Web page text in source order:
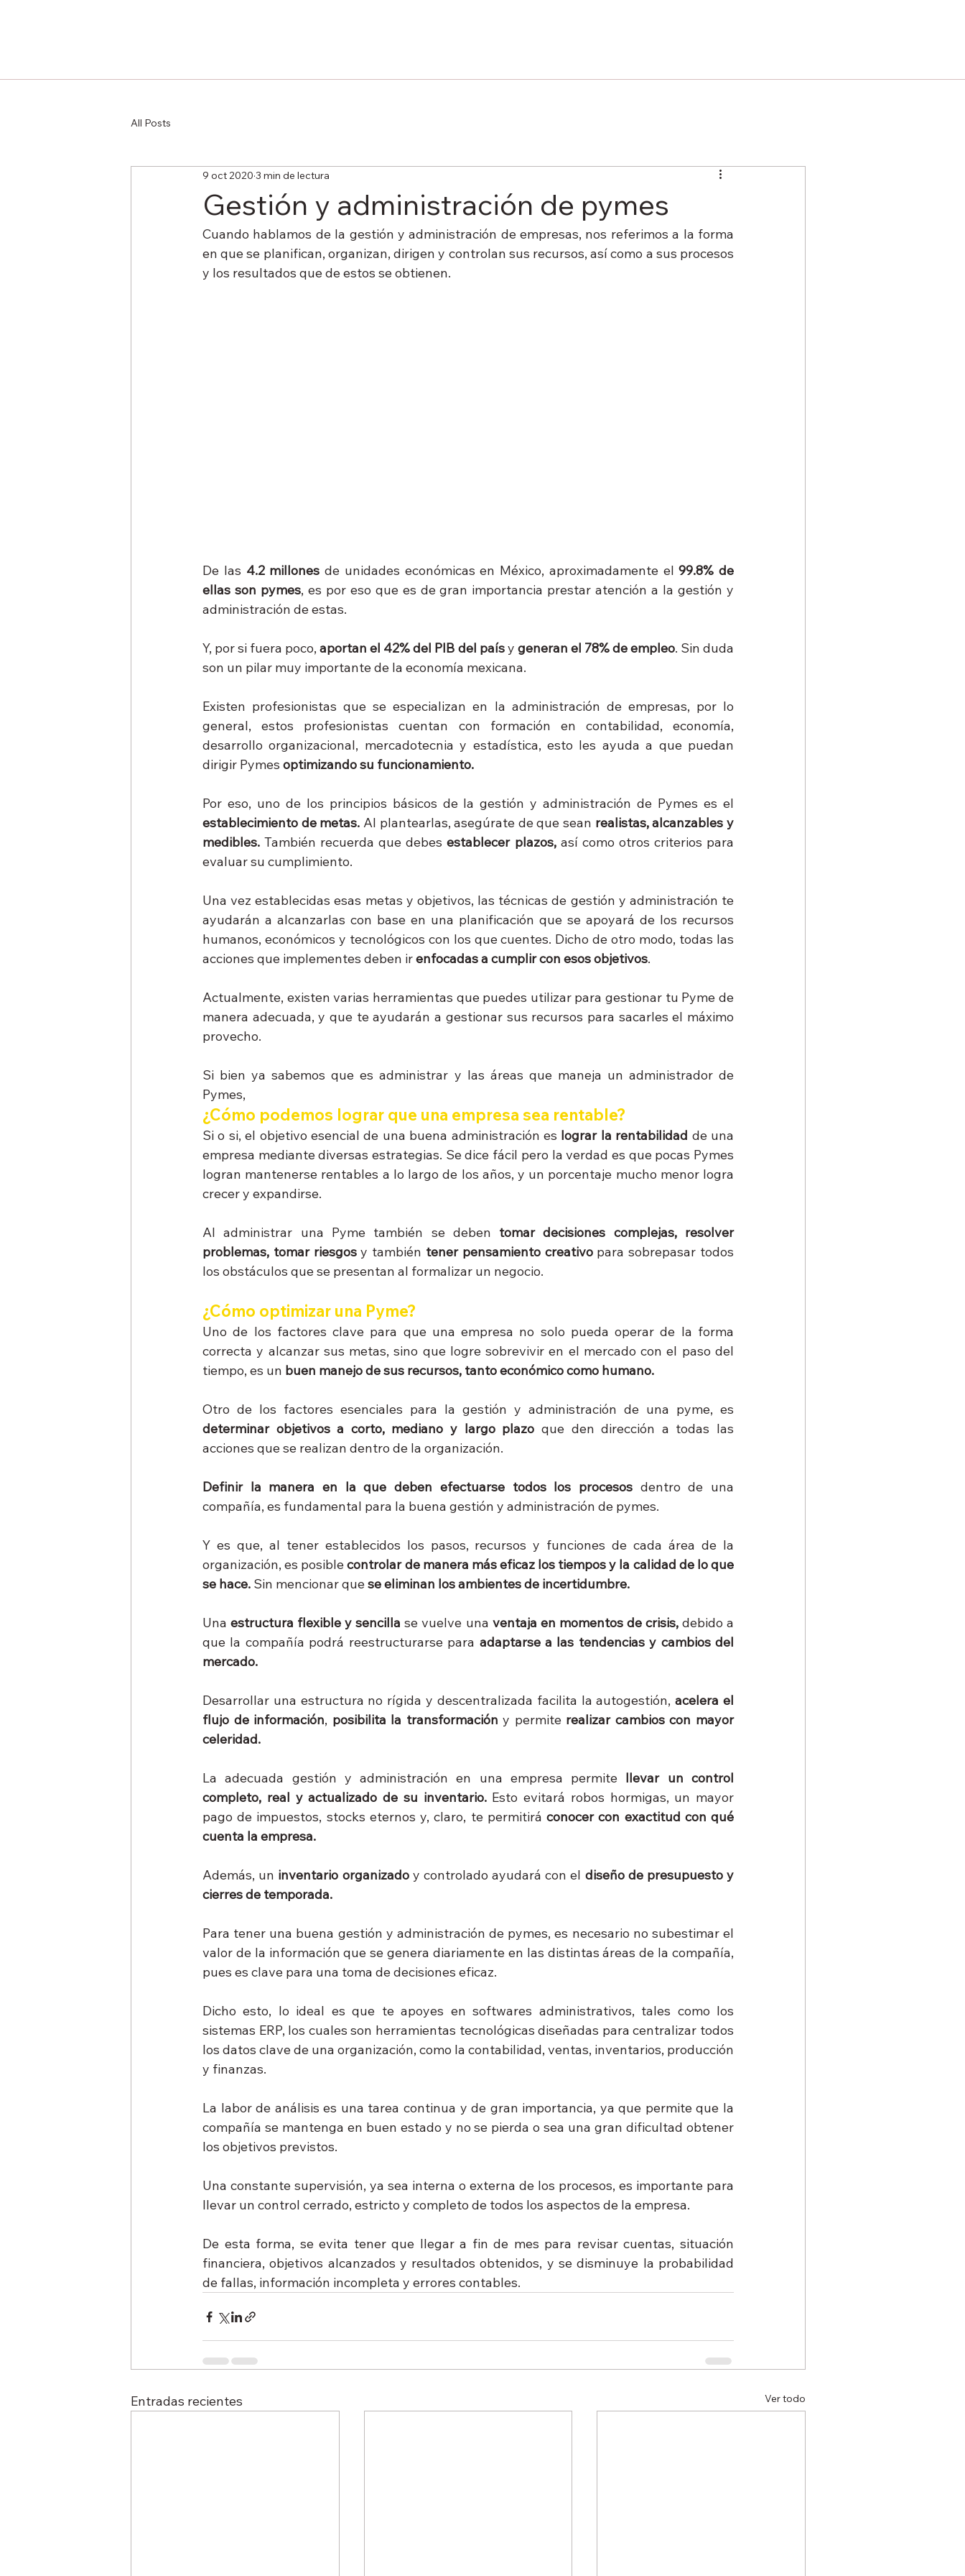
All Posts
Gestión y administración de pymes
9 oct 2020 3 min de lectura
Cuando hablamos de la gestión y administración de empresas, nos referimos a la forma
en que se planifican, organizan, dirigen y controlan sus recursos, así como a sus procesos
y los resultados que de estos se obtienen.
De las 4.2 millones de unidades económicas en México, aproximadamente el 99.8% de
ellas son pymes, es por eso que es de gran importancia prestar atención a la gestión y
administración de estas.
Y, por si fuera poco, aportan el 42% del PIB del país y generan el 78% de empleo. Sin duda
son un pilar muy importante de la economía mexicana.
Existen profesionistas que se especializan en la administración de empresas, por lo
general, estos profesionistas cuentan con formación en contabilidad, economía,
desarrollo organizacional, mercadotecnia y estadística, esto les ayuda a que puedan
dirigir Pymes optimizando su funcionamiento.
establecimiento de metas. Al plantearlas, asegúrate de que sean realistas, alcanzables y
medibles. También recuerda que debes establecer plazos, así como otros criterios para
evaluar su cumplimiento.
Una vez establecidas esas metas y objetivos, las técnicas de gestión y administración te
ayudarán a alcanzarlas con base en una planificación que se apoyará de los recursos
humanos, económicos y tecnológicos con los que cuentes. Dicho de otro modo, todas las
acciones que implementes deben ir enfocadas a cumplir con esos objetivos.
Actualmente, existen varias herramientas que puedes utilizar para gestionar tu Pyme de
manera adecuada, y que te ayudarán a gestionar sus recursos para sacarles el máximo
provecho.
Si bien ya sabemos que es administrar y las áreas que maneja un administrador de
Pymes,
¿Cómo podemos lograr que una empresa sea rentable?
Si o si, el objetivo esencial de una buena administración es lograr la rentabilidad de una
empresa mediante diversas estrategias. Se dice fácil pero la verdad es que pocas Pymes
logran mantenerse rentables a lo largo de los años, y un porcentaje mucho menor logra
crecer y expandirse.
Al administrar una Pyme también se deben tomar decisiones complejas, resolver
problemas, tomar riesgos y también tener pensamiento creativo para sobrepasar todos
los obstáculos que se presentan al formalizar un negocio.
¿Cómo optimizar una Pyme?
Uno de los factores clave para que una empresa no solo pueda operar de la forma
correcta y alcanzar sus metas, sino que logre sobrevivir en el mercado con el paso del
tiempo, es un buen manejo de sus recursos, tanto económico como humano.
determinar objetivos a corto, mediano y largo plazo que den dirección a todas las
acciones que se realizan dentro de la organización.
Definir la manera en la que deben efectuarse todos los procesos dentro de una
compañía, es fundamental para la buena gestión y administración de pymes.
Y es que, al tener establecidos los pasos, recursos y funciones de cada área de la
organización, es posible controlar de manera más eficaz los tiempos y la calidad de lo que
se hace. Sin mencionar que se eliminan los ambientes de incertidumbre.
Una estructura flexible y sencilla se vuelve una ventaja en momentos de crisis, debido a
que la compañía podrá reestructurarse para adaptarse a las tendencias y cambios del
mercado.
Desarrollar una estructura no rígida y descentralizada facilita la autogestión, acelera el
flujo de información, posibilita la transformación y permite realizar cambios con mayor
celeridad.
La adecuada gestión y administración en una empresa permite llevar un control
completo, real y actualizado de su inventario. Esto evitará robos hormigas, un mayor
pago de impuestos, stocks eternos y, claro, te permitirá conocer con exactitud con qué
cuenta la empresa.
Además, un inventario organizado y controlado ayudará con el diseño de presupuesto y
cierres de temporada.
Para tener una buena gestión y administración de pymes, es necesario no subestimar el
valor de la información que se genera diariamente en las distintas áreas de la compañía,
pues es clave para una toma de decisiones eficaz.
Dicho esto, lo ideal es que te apoyes en softwares administrativos, tales como los
sistemas ERP, los cuales son herramientas tecnológicas diseñadas para centralizar todos
los datos clave de una organización, como la contabilidad, ventas, inventarios, producción
y finanzas.
La labor de análisis es una tarea continua y de gran importancia, ya que permite que la
compañía se mantenga en buen estado y no se pierda o sea una gran dificultad obtener
los objetivos previstos.
Una constante supervisión, ya sea interna o externa de los procesos, es importante para
llevar un control cerrado, estricto y completo de todos los aspectos de la empresa.
De esta forma, se evita tener que llegar a fin de mes para revisar cuentas, situación
financiera, objetivos alcanzados y resultados obtenidos, y se disminuye la probabilidad
de fallas, información incompleta y errores contables.
Entradas recientes Ver todo